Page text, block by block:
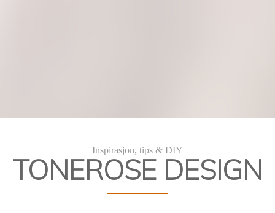
Inspirasjon, tips & DIY
TONEROSE DESIGN